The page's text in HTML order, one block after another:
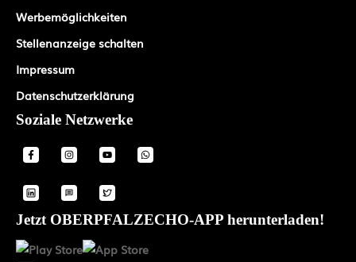
Werbemöglichkeiten
Stellenanzeige schalten
Impressum
Datenschutzerklärung
Soziale Netzwerke
Jetzt OBERPFALZECHO-APP herunterladen!